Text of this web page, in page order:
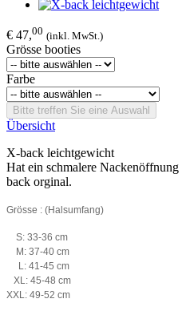
€ 47,00 (inkl. MwSt.)
Grösse booties
Farbe
Bitte treffen Sie eine Auswahl
Übersicht
X-back leichtgewicht
Hat ein schmalere
back orginal.
Grösse : (Halsumfang)
S: 33-36 cm
M: 37-40 cm
L: 41-45 cm
XL: 45-48 cm
XXL: 49-52 cm